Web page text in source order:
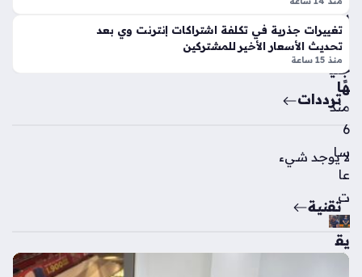
يا
اس
تع
داد
اً
لمن
اف
سا
ت
الم
و
س
م
الك
رو
بقي
مة
25
جني
هًا
منذ
6
سا
عا
ت
يق
ظ
تغييرات جذرية في تكلفة اشتراكات إنترنت وي بعد
تحديث الأسعار الأخير للمشتركين
منذ 15 ساعة
ترددات
لا يوجد شيء
تقنية